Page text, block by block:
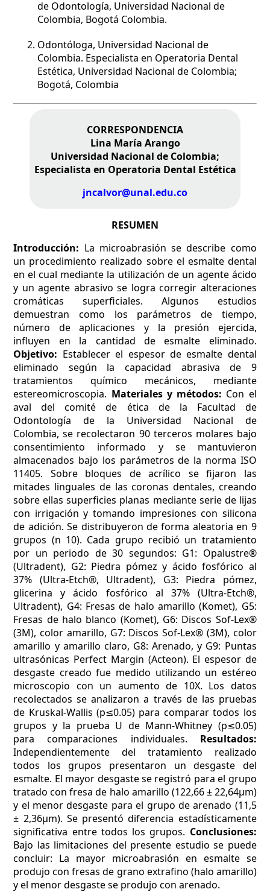
de Odontología, Universidad Nacional de
Colombia, Bogotá Colombia.
Odontóloga, Universidad Nacional de
Colombia. Especialista en Operatoria Dental
Estética, Universidad Nacional de Colombia;
Bogotá, Colombia
CORRESPONDENCIA
Lina María Arango
Universidad Nacional de Colombia;
Especialista en Operatoria Dental Estética
jncalvor@unal.edu.co
RESUMEN
Introducción: La microabrasión se describe como
un procedimiento realizado sobre el esmalte dental
en el cual mediante la utilización de un agente ácido
y un agente abrasivo se logra corregir alteraciones
cromáticas superficiales. Algunos estudios
demuestran como los parámetros de tiempo,
número de aplicaciones y la presión ejercida,
influyen en la cantidad de esmalte eliminado.
Objetivo: Establecer el espesor de esmalte dental
eliminado según la capacidad abrasiva de 9
tratamientos químico mecánicos, mediante
estereomicroscopia. Materiales y métodos: Con el
aval del comité de ética de la Facultad de
Odontología de la Universidad Nacional de
Colombia, se recolectaron 90 terceros molares bajo
consentimiento informado y se mantuvieron
almacenados bajo los parámetros de la norma ISO
11405. Sobre bloques de acrílico se fijaron las
mitades linguales de las coronas dentales, creando
sobre ellas superficies planas mediante serie de lijas
con irrigación y tomando impresiones con silicona
de adición. Se distribuyeron de forma aleatoria en 9
grupos (n 10). Cada grupo recibió un tratamiento
por un periodo de 30 segundos: G1: Opalustre®
(Ultradent), G2: Piedra pómez y ácido fosfórico al
37% (Ultra-Etch®, Ultradent), G3: Piedra pómez,
glicerina y ácido fosfórico al 37% (Ultra-Etch®,
Ultradent), G4: Fresas de halo amarillo (Komet), G5:
Fresas de halo blanco (Komet), G6: Discos Sof-Lex®
(3M), color amarillo, G7: Discos Sof-Lex® (3M), color
amarillo y amarillo claro, G8: Arenado, y G9: Puntas
ultrasónicas Perfect Margin (Acteon). El espesor de
desgaste creado fue medido utilizando un estéreo
microscopio con un aumento de 10X. Los datos
recolectados se analizaron a través de las pruebas
de Kruskal-Wallis (p≤0.05) para comparar todos los
grupos y la prueba U de Mann-Whitney (p≤0.05)
para comparaciones individuales. Resultados:
Independientemente del tratamiento realizado
todos los grupos presentaron un desgaste del
esmalte. El mayor desgaste se registró para el grupo
tratado con fresa de halo amarillo (122,66 ± 22,64µm)
y el menor desgaste para el grupo de arenado (11,5
± 2,36µm). Se presentó diferencia estadísticamente
significativa entre todos los grupos. Conclusiones:
Bajo las limitaciones del presente estudio se puede
concluir: La mayor microabrasión en esmalte se
produjo con fresas de grano extrafino (halo amarillo)
y el menor desgaste se produjo con arenado.